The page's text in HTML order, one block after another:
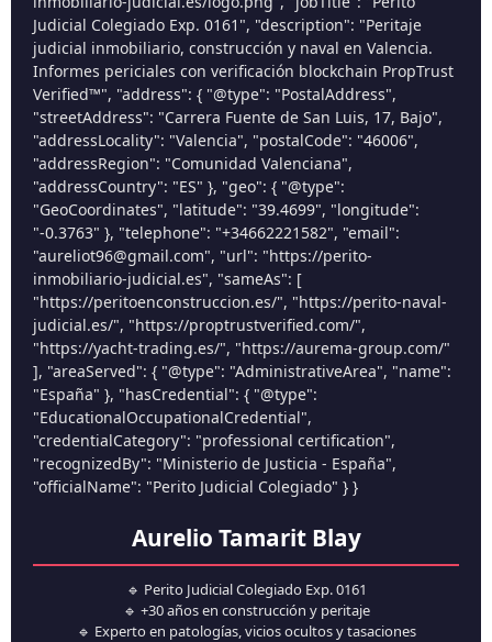
Judicial Colegiado Exp. 0161", "description": "Peritaje
judicial inmobiliario, construcción y naval en Valencia.
Informes periciales con verificación blockchain PropTrust
Verified™", "address": { "@type": "PostalAddress",
"streetAddress": "Carrera Fuente de San Luis, 17, Bajo",
"addressLocality": "Valencia", "postalCode": "46006",
"addressRegion": "Comunidad Valenciana",
"addressCountry": "ES" }, "geo": { "@type":
"GeoCoordinates", "latitude": "39.4699", "longitude":
"-0.3763" }, "telephone": "+34662221582", "email":
"aureliot96@gmail.com", "url": "https://perito-
inmobiliario-judicial.es", "sameAs": [
"https://peritoenconstruccion.es/", "https://perito-naval-
judicial.es/", "https://proptrustverified.com/",
"https://yacht-trading.es/", "https://aurema-group.com/"
], "areaServed": { "@type": "AdministrativeArea", "name":
"España" }, "hasCredential": { "@type":
"EducationalOccupationalCredential",
"credentialCategory": "professional certification",
"recognizedBy": "Ministerio de Justicia - España",
"officialName": "Perito Judicial Colegiado" } }
Aurelio Tamarit Blay
🔹 Perito Judicial Colegiado Exp. 0161
🔹 +30 años en construcción y peritaje
🔹 Experto en patologías, vicios ocultos y tasaciones